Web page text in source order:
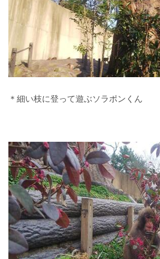
＊細い枝に登って遊ぶソラポンくん